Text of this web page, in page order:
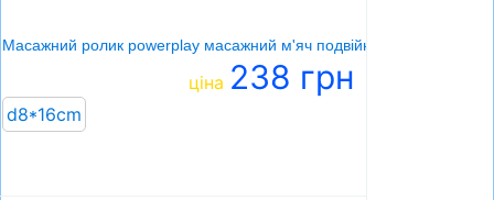
Масажний ролик powerplay масажний м'яч подвійний
ціна 238 грн
d8*16cm